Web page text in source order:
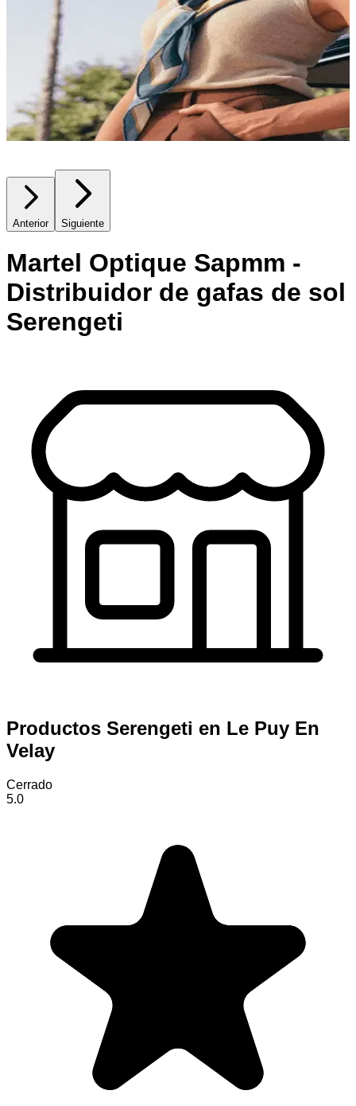
Anterior Siguiente
Martel Optique Sapmm -
Distribuidor de gafas de sol
Serengeti
Productos Serengeti en Le Puy En
Velay
Cerrado
5.0